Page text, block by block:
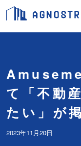
て「不動
たい」が
2023年11月20日